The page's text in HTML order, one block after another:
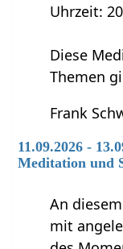
Uhrzeit:
Diese
Themen
Frank
11.09.2026 -
Meditation und
An
mit